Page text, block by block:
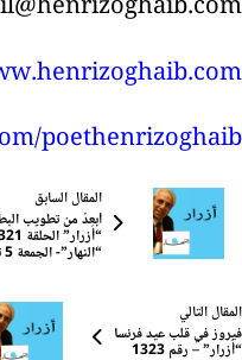
poethenrizoghaib
المقال السابق
أَبعدُ من تطويب
“أَزرار” الحلقة 1321
“النهار”- الجمعة 5 تموز 2024
المقال التالي
فيروز في قلب عيد فرنسا
“أَزرار” – رقم 1323